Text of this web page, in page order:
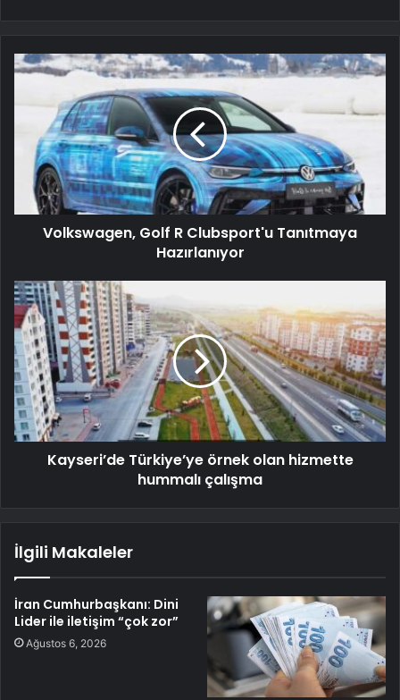
Volkswagen, Golf R Clubsport'u Tanıtmaya
Hazırlanıyor
Kayseri’de Türkiye’ye örnek olan hizmette
hummalı çalışma
İlgili Makaleler
İran Cumhurbaşkanı: Dini
Lider ile iletişim “çok zor”
Ağustos 6, 2026